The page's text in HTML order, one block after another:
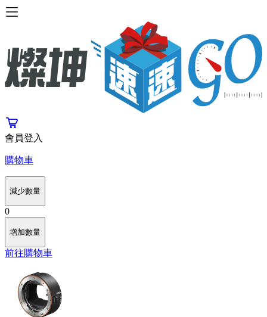
會員登入
購物車
減少數量
0
增加數量
前往購物車